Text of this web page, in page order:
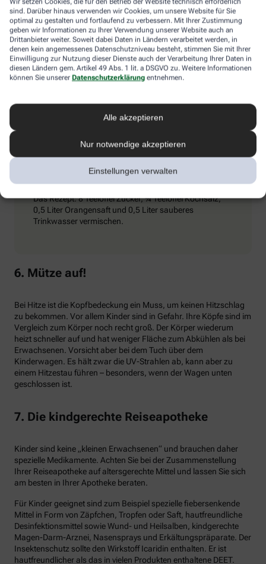
sind. Darüber hinaus verwenden wir Cookies, um unsere Website für Sie
optimal zu gestalten und fortlaufend zu verbessern. Mit Ihrer Zustimmung
geben wir Informationen zu Ihrer Verwendung unserer Website auch an
Drittanbieter weiter. Soweit dabei Daten in Ländern verarbeitet werden, in
denen kein angemessenes Datenschutzniveau besteht, stimmen Sie mit Ihrer
Einwilligung zur Nutzung dieser Dienste auch der Verarbeitung Ihrer Daten in
diesen Ländern gem. Artikel 49 Abs. 1 lit. a DSGVO zu. Weitere Informationen
können Sie unserer Datenschutzerklärung entnehmen.
Alle akzeptieren
Nur notwendige akzeptieren
Einstellungen verwalten
Umschlägen) und ihn dazu zu bewegen, kaltes Mineralwasser zu
trinken. Achtung: Schmerzmittel sind tabu – sie können den
Zustand verschlimmern.
Extra-Tipp
dass vermehrt Elektrolyte (Mineralstoffe) aus dem
Durchfall vor. Wichtig ist es dann, seinen
Elektrolythaushalt aufzubessern. Eine entsprechende
„Elektrolyt-Lösung“ kann man in Apotheken kaufen,
aber auch selbst zubereiten.
Das Rezept: 8 Teelöffel Zucker, ¾ Teelöffel Kochsalz,
0,5 Liter Orangensaft und 0,5 Liter sauberes
Trinkwasser vermischen.
6. Mütze auf!
Bei Hitze ist die Kopfbedeckung ein Muss, um keinen Hitzschlag
zu bekommen. Vor allem Kinder sind in Gefahr. Ihre Köpfe sind im
Vergleich zum Körper noch recht groß. Der Körper wiederum
heizt schneller auf und hat weniger Fläche zum Abkühlen als bei
Erwachsenen. Vorsicht aber bei dem Tuch über dem
Kinderwagen. Es hält zwar die UV-Strahlen ab, kann aber zu
einem Hitzestau führen – besonders, wenn der Wagen unten
geschlossen ist.
7. Die kindgerechte Reiseapotheke
Kinder sind keine „kleinen Erwachsenen“ und brauchen daher
spezielle Medikamente. Achten Sie bei der Zusammenstellung
Ihrer Reiseapotheke auf altersgerechte Mittel und lassen Sie sich
am besten in Ihrer Apotheke beraten.
Für Kinder geeignet sind zum Beispiel spezielle fiebersenkende
Mittel in Form von Zäpfchen, Tropfen oder Saft, hautfreundliche
Desinfektionsmittel sowie Wund- und Heilsalben, kindgerechte
Magen-Darm-Arznei, Nasensprays und Erkältungspräparate. Der
Insektenschutz sollte den Wirkstoff Icaridin enthalten. Er ist
hautfreundlicher als das in vielen Produkten enthaltene DEET.